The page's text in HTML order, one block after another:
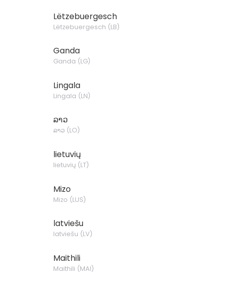
Lëtzebuergesch
Lëtzebuergesch (LB)
Ganda
Ganda (LG)
Lingala
Lingala (LN)
ລາວ
ລາວ (LO)
lietuvių
lietuvių (LT)
Mizo
Mizo (LUS)
latviešu
latviešu (LV)
Maithili
Maithili (MAI)